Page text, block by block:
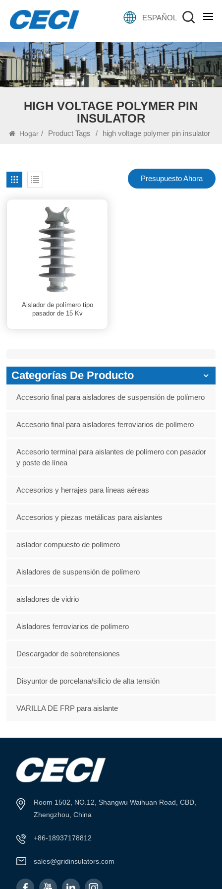
ESPAÑOL
HIGH VOLTAGE POLYMER PIN
INSULATOR
Hogar / Product Tags / high voltage polymer pin insulator
Presupuesto Ahora
Aislador de polímero tipo
pasador de 15 Kv
Categorías De Producto
Accesorio final para aisladores de suspensión de polímero
Accesorio final para aisladores ferroviarios de polímero
Accesorio terminal para aislantes de polímero con pasador
y poste de línea
Accesorios y herrajes para líneas aéreas
Accesorios y piezas metálicas para aislantes
aislador compuesto de polímero
Aisladores de suspensión de polímero
aisladores de vidrio
Aisladores ferroviarios de polímero
Descargador de sobretensiones
Disyuntor de porcelana/silicio de alta tensión
VARILLA DE FRP para aislante
Room 1502, NO.12, Shangwu Waihuan Road, CBD,
Zhengzhou, China
+86-18937178812
sales@gridinsulators.com